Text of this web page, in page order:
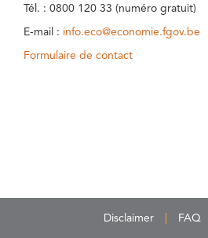
Tél. : 0800 120 33 (numéro gratuit)
E-mail : info.eco@economie.fgov.be
Formulaire de contact
Disclaimer FAQ